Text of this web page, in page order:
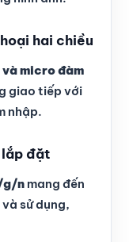
hai chiều
micro đàm
giao tiếp với
nhập.
đặt
g/n mang đến
sử dụng,